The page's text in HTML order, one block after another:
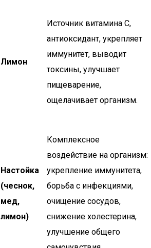
Лимон
Источник витамина C,
антиоксидант, укрепляет
иммунитет, выводит
токсины, улучшает
пищеварение,
ощелачивает организм.
Настойка
(чеснок,
мед,
лимон)
Комплексное
воздействие на организм:
укрепление иммунитета,
борьба с инфекциями,
очищение сосудов,
снижение холестерина,
улучшение общего